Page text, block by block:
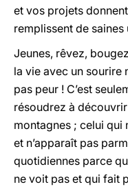
et vos projets
remplissent de saines
Jeunes, rêvez,
la vie avec un sourire
pas peur ! C’est
résoudrez à
montagnes ; celui qui
et n’apparaît pas
quotidiennes parce
ne voit pas et qui fait